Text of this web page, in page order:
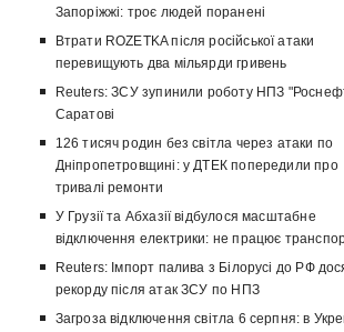
Запоріжжі: троє людей поранені
Втрати ROZETKA після російської атаки
перевищують два мільярди гривень
Reuters: ЗСУ зупинили роботу НПЗ
Саратові
126 тисяч родин без світла через атаки по
Дніпропетровщині: у ДТЕК попередили про
тривалі ремонти
У Грузії та Абхазії відбулося масштабне
відключення електрики: не працює
Reuters: Імпорт палива з Білорусі до РФ
рекорду після атак ЗСУ по НПЗ
Загроза відключення світла 6 серпня: в